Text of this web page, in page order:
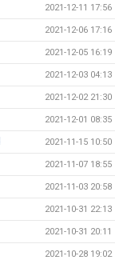
2021-12-11 17:56
2021-12-06 17:16
2021-12-05 16:19
2021-12-03 04:13
2021-12-02 21:30
2021-12-01 08:35
2021-11-15 10:50
2021-11-07 18:55
2021-11-03 20:58
2021-10-31 22:13
2021-10-31 20:11
2021-10-28 19:02